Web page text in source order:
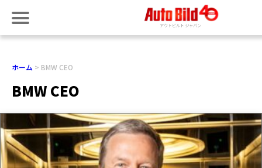
ホーム BMW CEO
BMW CEO